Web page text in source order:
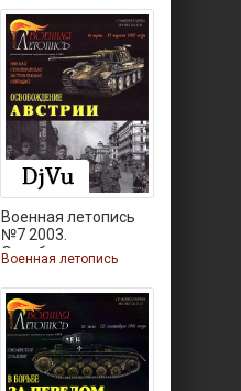
Военная летопись
№7 2003.
Освобождение
Военная летопись